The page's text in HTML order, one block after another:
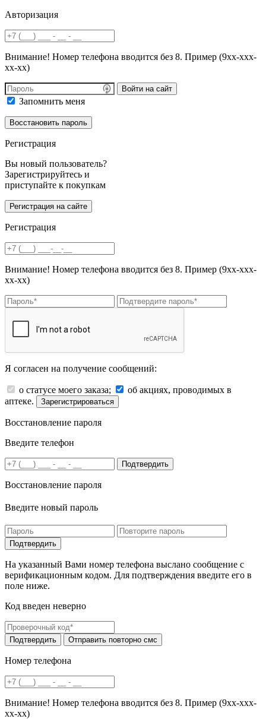
Авторизация
Внимание! Номер телефона вводится без 8. Пример (9хх-ххх-
хх-хх)
Войти на сайт
Запомнить меня
Регистрация
Вы новый пользователь?
Зарегистрируйтесь и
приступайте к покупкам
Регистрация
Внимание! Номер телефона вводится без 8. Пример (9хх-ххх-
хх-хх)
Я согласен на получение сообщений:
о статусе моего заказа;
об акциях, проводимых в
аптеке.
Зарегистрироваться
Восстановление пароля
Введите телефон
Подтвердить
Восстановление пароля
Введите новый пароль
На указанный Вами номер телефона выслано сообщение с
верификационным кодом. Для подтверждения введите его в
поле ниже.
Код введен неверно
Номер телефона
Внимание! Номер телефона вводится без 8. Пример (9хх-ххх-
хх-хх)